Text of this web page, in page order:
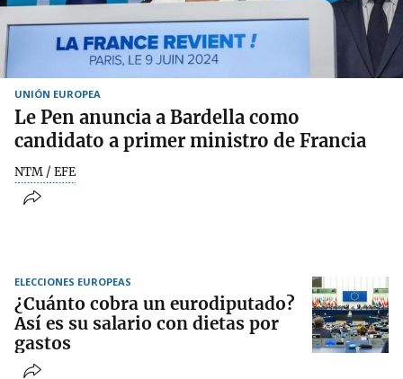
UNIÓN EUROPEA
Le Pen anuncia a Bardella como
candidato a primer ministro de Francia
NTM / EFE
ELECCIONES EUROPEAS
¿Cuánto cobra un eurodiputado?
Así es su salario con dietas por
gastos